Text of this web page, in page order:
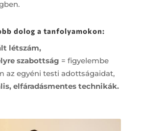
dolog a tanfolyamokon:
létszám,
szabottság = figyelembe
az egyéni testi adottságaidat,
elfáradásmentes technikák.